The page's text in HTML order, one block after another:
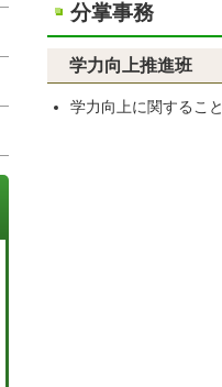
分掌事務
学力向上推進班
学力向上に関すること